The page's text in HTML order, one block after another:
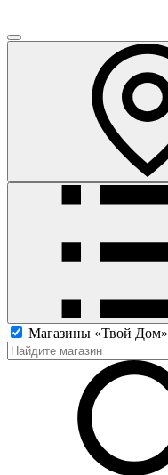
Магазины «Твой Дом»